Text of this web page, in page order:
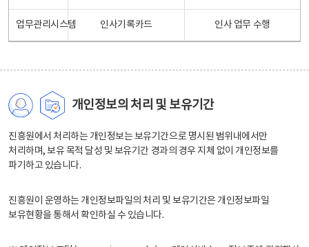
업무관리시스템 인사기록카드 인사 업무 수행
개인정보의 처리 및 보유기간
진흥원에서 처리하는 개인정보는 보유기간으로 명시된 범위내에서만
처리하며, 보유 목적 달성 및 보유기간 경과의 경우 지체 없이 개인정보를
파기하고 있습니다.
진흥원이 운영하는 개인정보파일의 처리 및 보유기간은 개인정보파일
보유현황을 통해서 확인하실 수 있습니다.